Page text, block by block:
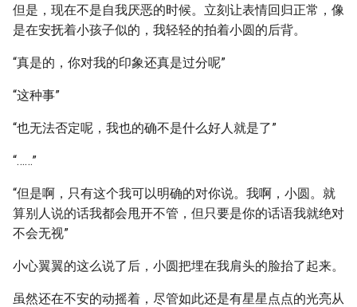
但是，现在不是自我厌恶的时候。立刻让表情回归正常，像
是在安抚着小孩子似的，我轻轻的拍着小圆的后背。
“真是的，你对我的印象还真是过分呢”
“这种事”
“也无法否定呢，我也的确不是什么好人就是了”
“……”
“但是啊，只有这个我可以明确的对你说。我啊，小圆。就
算别人说的话我都会甩开不管，但只要是你的话语我就绝对
不会无视”
小心翼翼的这么说了后，小圆把埋在我肩头的脸抬了起来。
虽然还在不安的动摇着，尽管如此还是有星星点点的光亮从